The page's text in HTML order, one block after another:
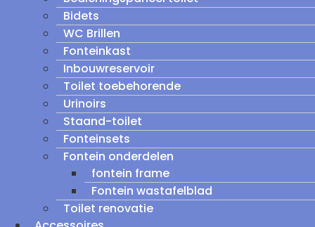
Bidets
WC Brillen
Fonteinkast
Inbouwreservoir
Toilet toebehorende
Urinoirs
Staand-toilet
Fonteinsets
Fontein onderdelen
fontein frame
Fontein wastafelblad
Toilet renovatie